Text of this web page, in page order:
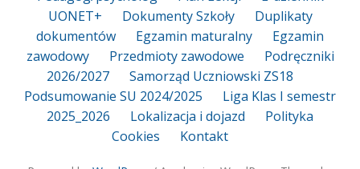
UONET+
Dokumenty Szkoły
Duplikaty
dokumentów
Egzamin maturalny
Egzamin
zawodowy
Przedmioty zawodowe
Podręczniki
2026/2027
Samorząd Uczniowski ZS18
Podsumowanie SU 2024/2025
Liga Klas I semestr
2025_2026
Lokalizacja i dojazd
Polityka
Cookies
Kontakt